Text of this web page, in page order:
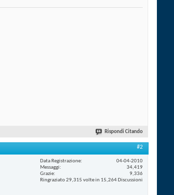
Rispondi Citando
#2
Data Registrazione
04-04-2010
Messaggi
34,419
Grazie
9,336
Ringraziato 29,315 volte in 15,264 Discussioni